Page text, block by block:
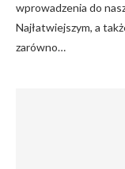
wprowadzenia do
Najłatwiejszym, a
zarówno…